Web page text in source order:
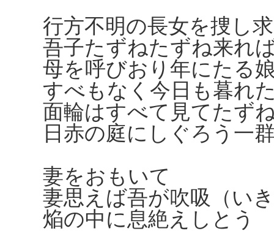
行方不明の長女を捜し
吾子たずねたずね来れ
母を呼びおり年にたる
すべもなく今日も暮れ
面輪はすべて見てたず
日赤の庭にしぐろう一
妻をおもいて
妻思えば吾が吹吸（い
焔の中に息絶えしとう